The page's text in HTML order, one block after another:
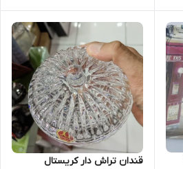
قندان تراش دار کریستال